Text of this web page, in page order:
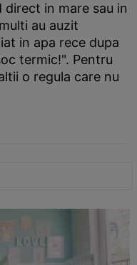
in mare sau in
au auzit
in apa rece dupa
termic!". Pentru
o regula care nu